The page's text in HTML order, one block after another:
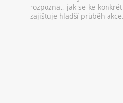
rozpoznat, jak se ke
zajišťuje hladší průběh akce.